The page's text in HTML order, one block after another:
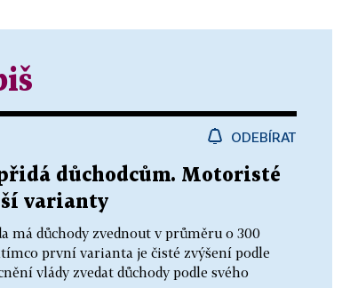
ODEBÍRAT
důchodcům. Motoristé
varianty
má důchody zvednout v průměru o 300
první varianta je čisté zvýšení podle
vlády zvedat důchody podle svého